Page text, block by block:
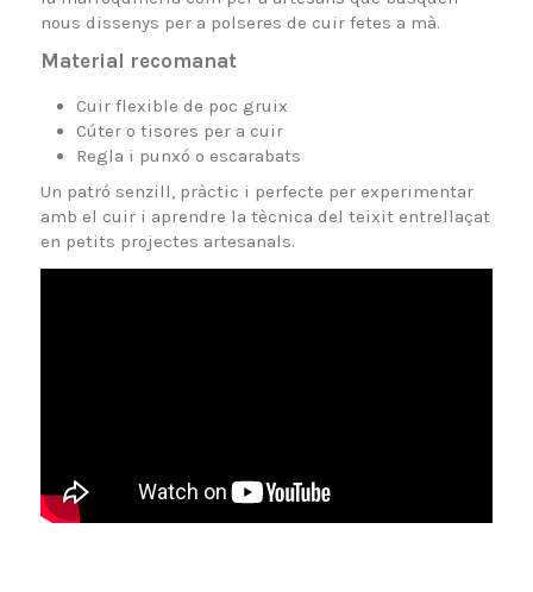
nous dissenys per a polseres de cuir fetes a mà.
Material recomanat
Cuir flexible de poc gruix
Cúter o tisores per a cuir
Regla i punxó o escarabats
Un patró senzill, pràctic i perfecte per experimentar
amb el cuir i aprendre la tècnica del teixit entrellaçat
en petits projectes artesanals.